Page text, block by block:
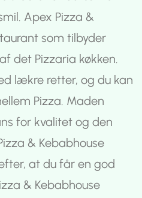
Apex Pizza &
som tilbyder
det Pizzaria køkken.
lækre retter, og du kan
Pizza. Maden
for kvalitet og den
& Kebabhouse
at du får en god
& Kebabhouse